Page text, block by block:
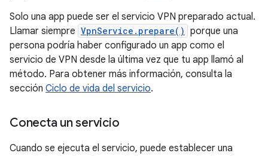
Solo una app puede ser el servicio VPN preparado actual.
Llamar siempre VpnService.prepare() porque una
persona podría haber configurado un app como el
servicio de VPN desde la última vez que tu app llamó al
método. Para obtener más información, consulta la
sección Ciclo de vida del servicio.
Conecta un servicio
Cuando se ejecuta el servicio, puede establecer una